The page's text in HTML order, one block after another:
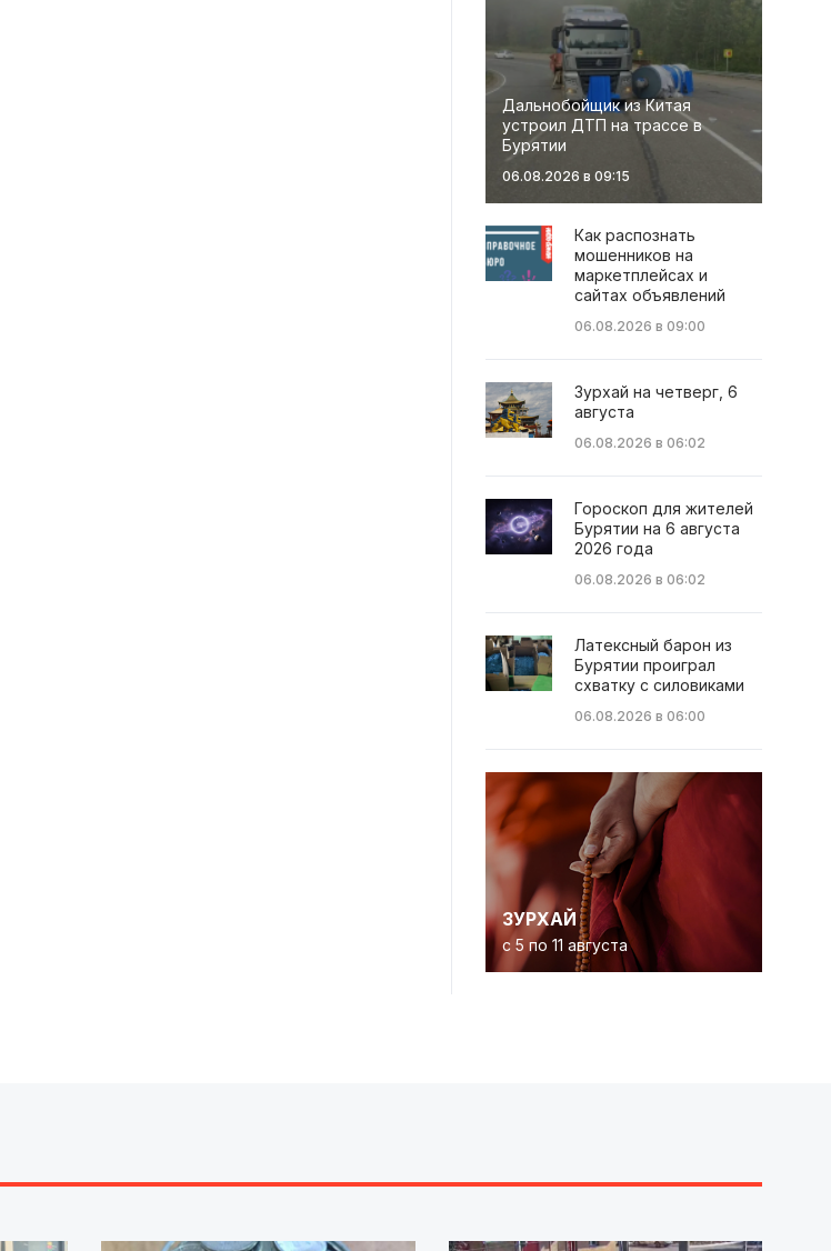
Дальнобойщик из Китая
устроил ДТП на трассе в
Бурятии
06.08.2026 в 09:15
Как распознать
мошенников на
маркетплейсах и
сайтах объявлений
06.08.2026 в 09:00
Зурхай на четверг, 6
августа
06.08.2026 в 06:02
Гороскоп для жителей
Бурятии на 6 августа
2026 года
06.08.2026 в 06:02
Латексный барон из
Бурятии проиграл
схватку с силовиками
06.08.2026 в 06:00
ЗУРХАЙ
с 5 по 11 августа